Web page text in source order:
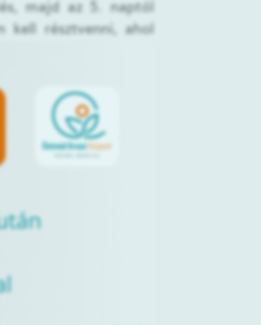
majd az 5. naptól
résztvenni, ahol